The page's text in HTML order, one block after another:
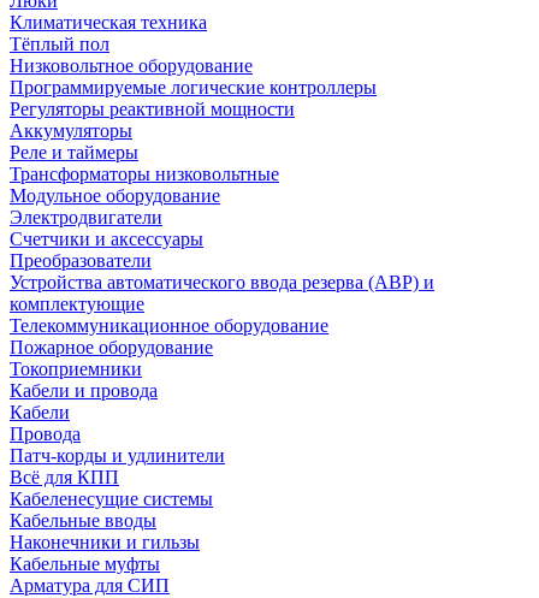
Климатическая техника
Тёплый пол
Низковольтное оборудование
Программируемые логические контроллеры
Регуляторы реактивной мощности
Аккумуляторы
Реле и таймеры
Трансформаторы низковольтные
Модульное оборудование
Электродвигатели
Счетчики и аксессуары
Преобразователи
Устройства автоматического ввода резерва (АВР) и
комплектующие
Телекоммуникационное оборудование
Пожарное оборудование
Токоприемники
Кабели и провода
Кабели
Провода
Патч-корды и удлинители
Всё для КПП
Кабеленесущие системы
Кабельные вводы
Наконечники и гильзы
Кабельные муфты
Арматура для СИП